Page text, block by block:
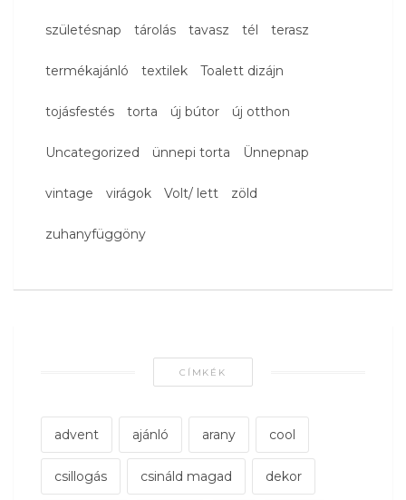
születésnap tárolás tavasz tél terasz
termékajánló textilek Toalett dizájn
tojásfestés torta új bútor új otthon
Uncategorized ünnepi torta Ünnepnap
vintage virágok Volt/ lett zöld
zuhanyfüggöny
CÍMKÉK
advent ajánló arany cool
csillogás csináld magad dekor